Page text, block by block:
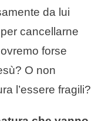
da lui
cancellarne
forse
O non
l’essere fragili?